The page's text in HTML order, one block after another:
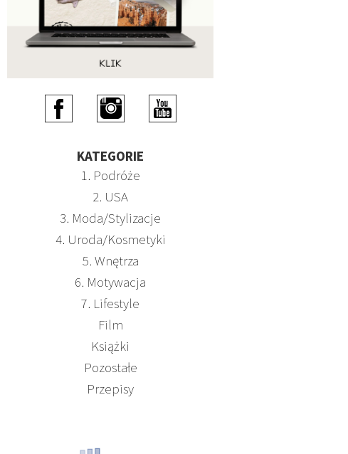
KATEGORIE
1. Podróże
2. USA
3. Moda/Stylizacje
4. Uroda/Kosmetyki
5. Wnętrza
6. Motywacja
7. Lifestyle
Film
Książki
Pozostałe
Przepisy